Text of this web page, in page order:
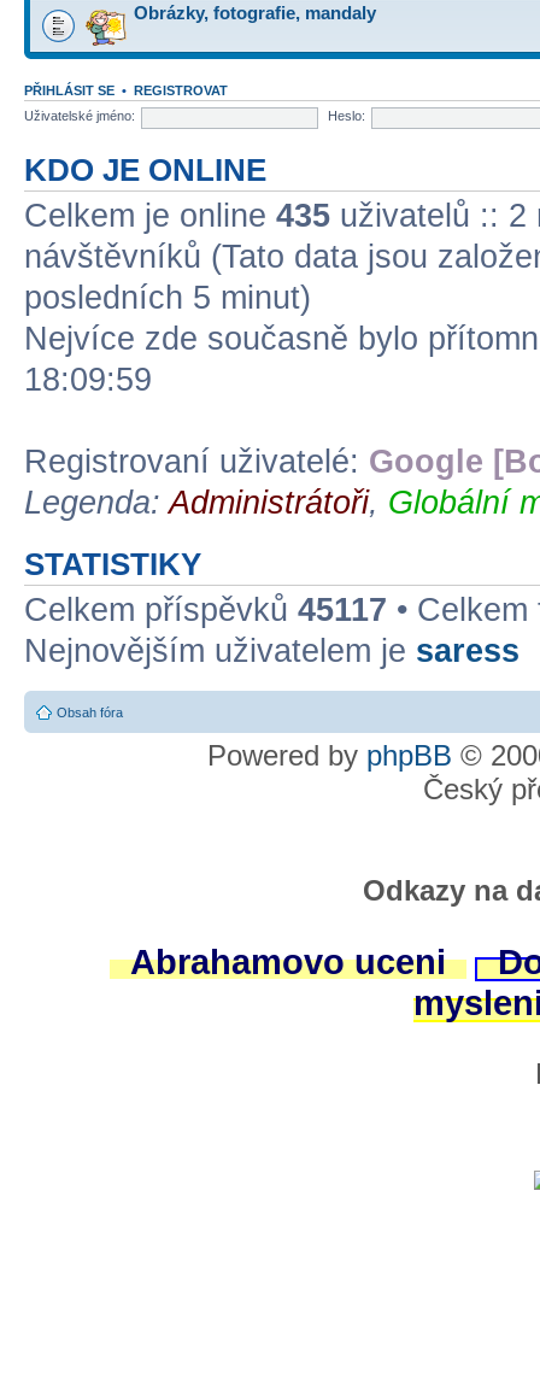
Obrázky, fotografie, mandaly
PŘIHLÁSIT SE • REGISTROVAT
Uživatelské jméno:
Heslo:
KDO JE ONLINE
Celkem je online 435 uživatelů :: 2
návštěvníků (Tato data jsou
posledních 5 minut)
Nejvíce zde současně bylo
18:09:59
Registrovaní uživatelé: Google
Legenda:Administrátoři, Globální
STATISTIKY
Celkem příspěvků 45117 •
Nejnovějším uživatelem je saress
Obsah fóra
Powered by phpBB ©
Český
Odkazy na
Abrahamovo uceni